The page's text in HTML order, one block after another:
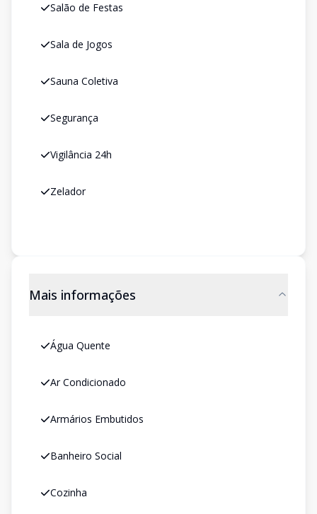
Salão de Festas
Sala de Jogos
Sauna Coletiva
Segurança
Vigilância 24h
Zelador
Mais informações
Água Quente
Ar Condicionado
Armários Embutidos
Banheiro Social
Cozinha